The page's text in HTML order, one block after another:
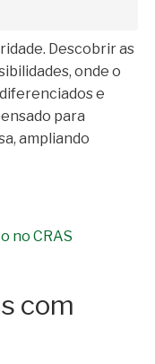
Descobrir as
onde o
e
para
ampliando
no CRAS
com